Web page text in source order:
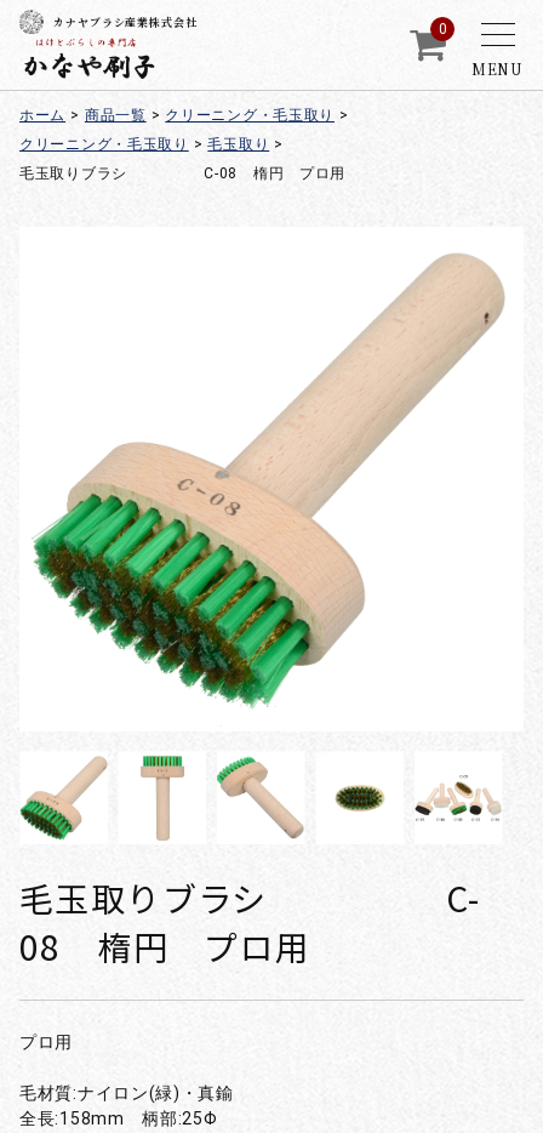
MENU
カナヤブラシ産業株式会社 0
ホーム > 商品一覧 > クリーニング・毛玉取り
>
クリーニング・毛玉取り
> 毛玉取り >
毛玉取りブラシ C-08 楕円 プロ用
毛玉取りブラシ C-
08 楕円 プロ用
プロ用
毛材質:ナイロン(緑)・真鍮
全長:158mm 柄部:25Φ